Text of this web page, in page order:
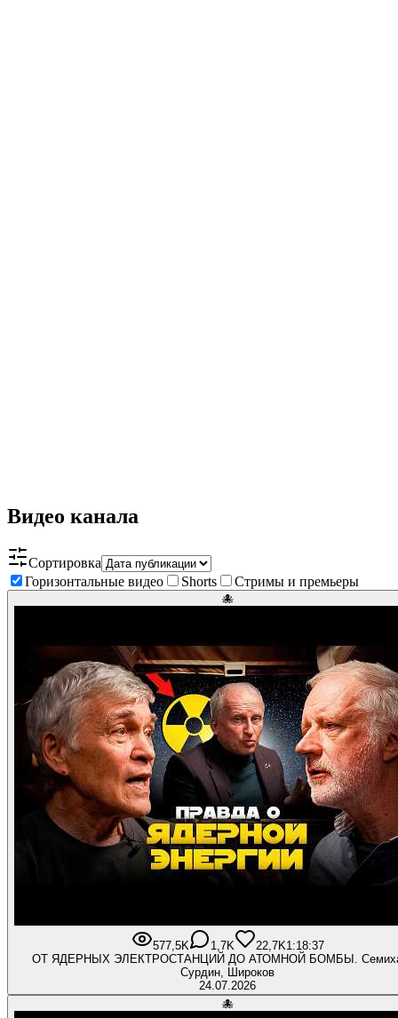
Видео канала
Сортировка
Горизонтальные видео
Shorts Стримы и премьеры
🐙
577,5K 1,7K 22,7K1:18:37
ОТ ЯДЕРНЫХ ЭЛЕКТРОСТАНЦИЙ ДО АТОМНОЙ БОМБЫ.
Сурдин, Широков
24.07.2026
🐙